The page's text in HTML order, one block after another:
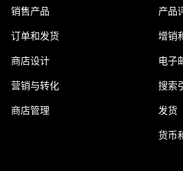
销售产品
订单和发货
商店设计
营销与转化
商店管理
产品
增销
电子
搜索
发货
货币